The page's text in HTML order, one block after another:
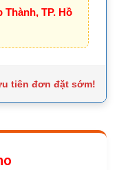
Thành, TP. Hồ
tiên đơn đặt sớm!